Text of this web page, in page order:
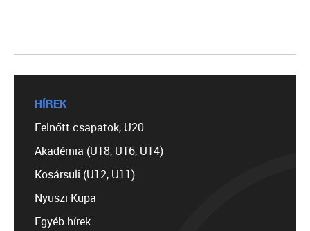
HÍREK
Felnőtt csapatok, U20
Akadémia (U18, U16, U14)
Kosársuli (U12, U11)
Nyuszi Kupa
Egyéb hírek